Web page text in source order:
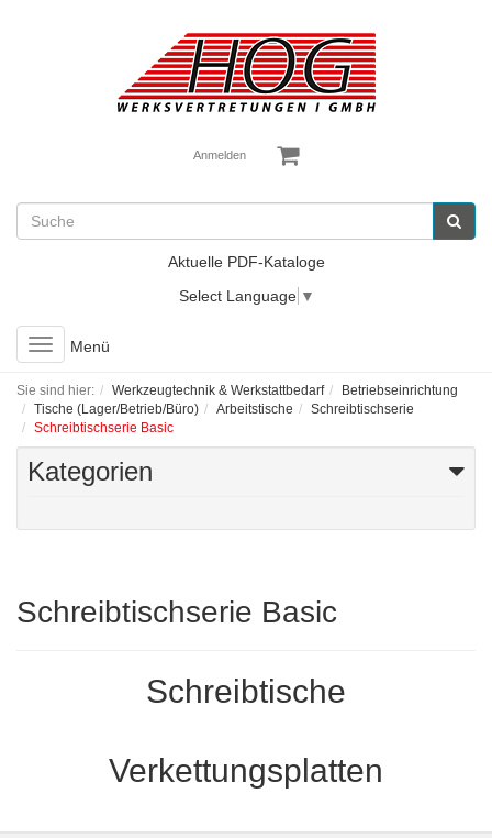
Anmelden
Aktuelle PDF-Kataloge
Select Language ▼
Toggle
navigation
Menü
Sie sind hier: Werkzeugtechnik & Werkstattbedarf
Betriebseinrichtung
Tische (Lager/Betrieb/Büro)
Arbeitstische
Schreibtischserie
Schreibtischserie Basic
Kategorien
Schreibtischserie Basic
Schreibtische
Verkettungsplatten